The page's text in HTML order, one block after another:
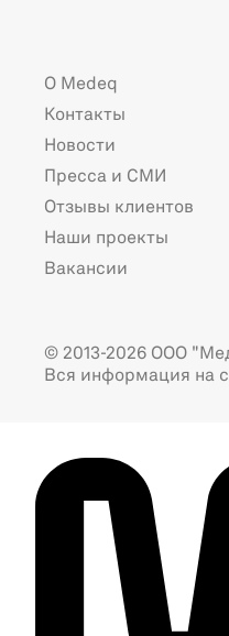
О Medeq
Контакты
Новости
Пресса и СМИ
Отзывы клиентов
Наши проекты
Вакансии
© 2013-2026 ООО
Вся информация на